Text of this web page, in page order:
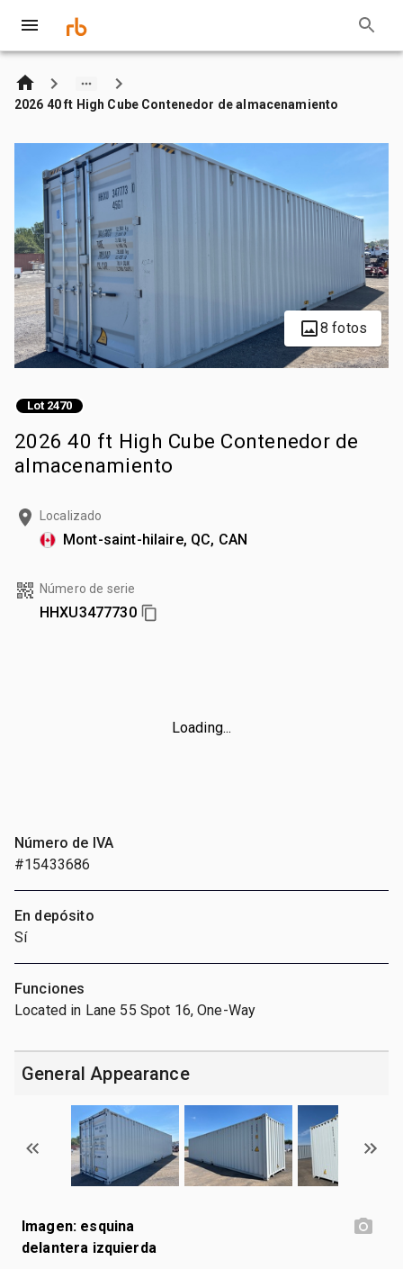
2026 40 ft High Cube Contenedor de almacenamiento
8 fotos
Lot 2470
2026 40 ft High Cube Contenedor de
almacenamiento
Localizado
Mont-saint-hilaire, QC, CAN
Número de serie
HHXU3477730
Loading...
Número de IVA
#15433686
En depósito
Sí
Funciones
Located in Lane 55 Spot 16, One-Way
General Appearance
Imagen: esquina
delantera izquierda